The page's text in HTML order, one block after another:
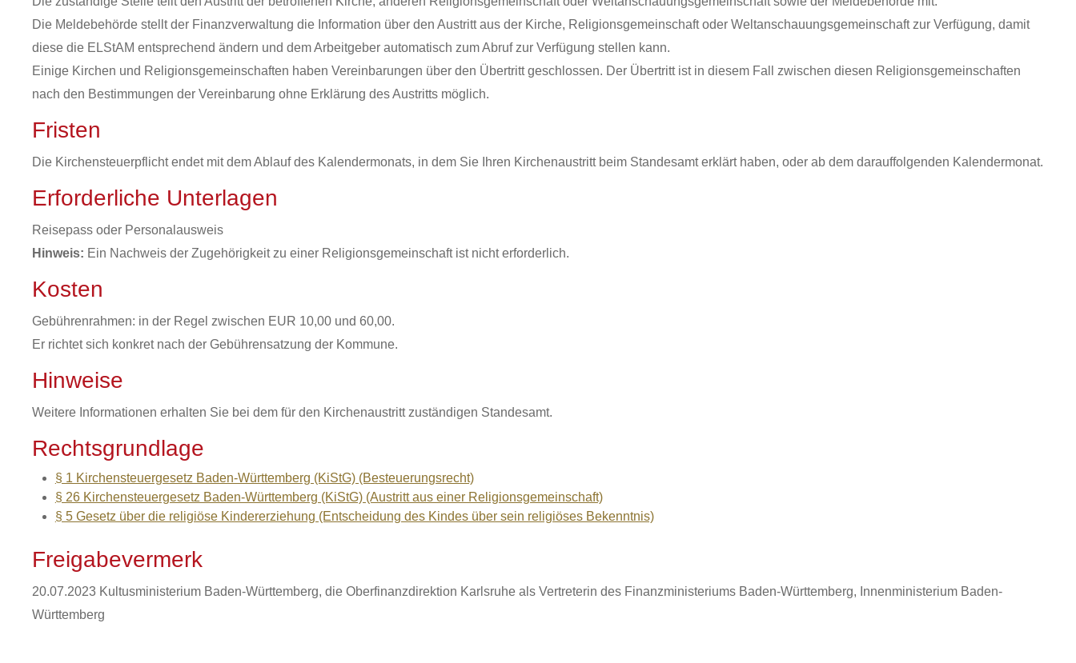
Die Meldebehörde stellt der Finanzverwaltung die Information über den Austritt aus der Kirche, Religionsgemeinschaft oder Weltanschauungsgemeinschaft zur Verfügung, damit
diese die ELStAM entsprechend ändern und dem Arbeitgeber automatisch zum Abruf zur Verfügung stellen kann.
Einige Kirchen und Religionsgemeinschaften haben Vereinbarungen über den Übertritt geschlossen. Der Übertritt ist in diesem Fall zwischen diesen Religionsgemeinschaften
nach den Bestimmungen der Vereinbarung ohne Erklärung des Austritts möglich.
Fristen
Die Kirchensteuerpflicht endet mit dem Ablauf des Kalendermonats, in dem Sie Ihren Kirchenaustritt beim Standesamt erklärt haben, oder ab dem darauffolgenden Kalendermonat.
Erforderliche Unterlagen
Reisepass oder Personalausweis
Hinweis: Ein Nachweis der Zugehörigkeit zu einer Religionsgemeinschaft ist nicht erforderlich.
Kosten
Gebührenrahmen: in der Regel zwischen EUR 10,00 und 60,00.
Er richtet sich konkret nach der Gebührensatzung der Kommune.
Hinweise
Weitere Informationen erhalten Sie bei dem für den Kirchenaustritt zuständigen Standesamt.
Rechtsgrundlage
§ 1 Kirchensteuergesetz Baden-Württemberg (KiStG) (Besteuerungsrecht)
§ 26 Kirchensteuergesetz Baden-Württemberg (KiStG) (Austritt aus einer Religionsgemeinschaft)
§ 5 Gesetz über die religiöse Kindererziehung (Entscheidung des Kindes über sein religiöses Bekenntnis)
Freigabevermerk
20.07.2023 Kultusministerium Baden-Württemberg, die Oberfinanzdirektion Karlsruhe als Vertreterin des Finanzministeriums Baden-Württemberg, Innenministerium Baden-
Württemberg